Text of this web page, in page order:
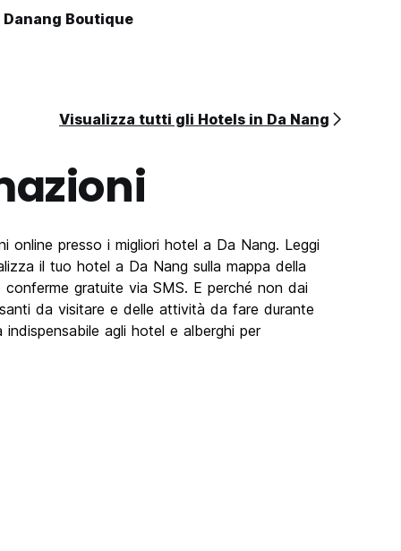
Boutique
Visualizza tutti gli Hotels in Da Nang
presso i migliori hotel a Da Nang. Leggi
il tuo hotel a Da Nang sulla mappa della
gratuite via SMS. E perché non dai
da visitare e delle attività da fare durante
agli hotel e alberghi per